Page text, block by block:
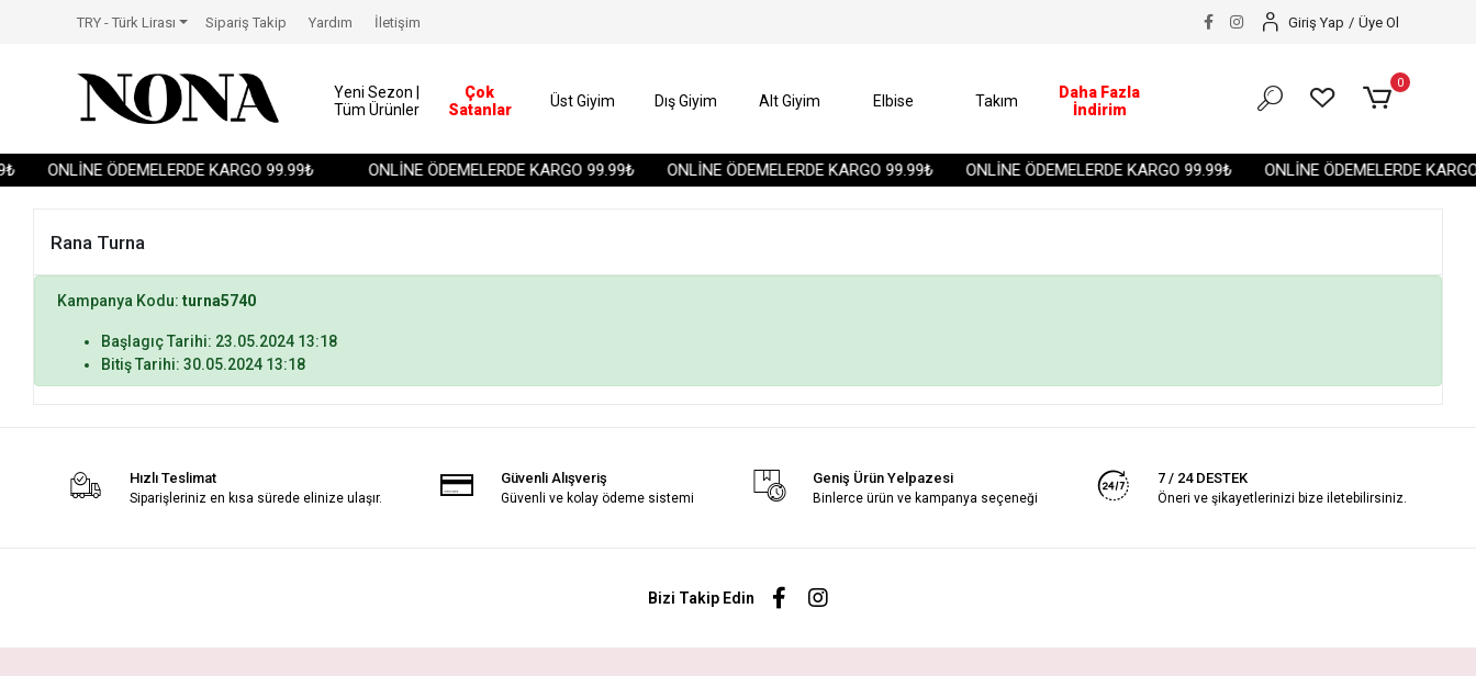
ONLİNE ÖDEMELERDE KARGO 99.99₺ ONLİNE ÖDEMELERDE KARGO 99.99₺ ONLİNE ÖDEMELERDE KARGO 99.99₺ ONLİNE ÖDEMELERDE KARGO 99.99₺ ONLİNE ÖDEMELERDE
TRY - Türk Lirası Sipariş Takip Yardım İletişim Giriş Yap / Üye Ol
Yeni Sezon |
Tüm Ürünler
Çok
Satanlar
Üst Giyim Dış Giyim Alt Giyim Elbise Takım
Daha Fazla
İndirim
0
Rana Turna
Kampanya Kodu:turna5740
Başlagıç Tarihi: 23.05.2024 13:18
Bitiş Tarihi: 30.05.2024 13:18
Hızlı Teslimat
Siparişleriniz en kısa sürede elinize ulaşır.
Güvenli Alışveriş
Güvenli ve kolay ödeme sistemi
Geniş Ürün Yelpazesi
Binlerce ürün ve kampanya seçeneği
7 / 24 DESTEK
Öneri ve şikayetlerinizi bize iletebilirsiniz.
Bizi Takip Edin